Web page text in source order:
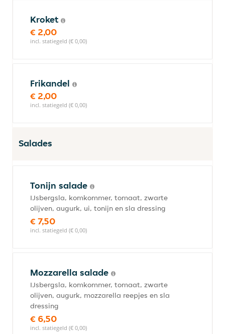
Kroket
€ 2,00
incl. statiegeld (€ 0,00)
Frikandel
€ 2,00
incl. statiegeld (€ 0,00)
Salades
Tonijn salade
IJsbergsla, komkommer, tomaat, zwarte
olijven, augurk, ui, tonijn en sla dressing
€ 7,50
incl. statiegeld (€ 0,00)
Mozzarella salade
IJsbergsla, komkommer, tomaat, zwarte
olijven, augurk, mozzarella reepjes en sla
dressing
€ 6,50
incl. statiegeld (€ 0,00)